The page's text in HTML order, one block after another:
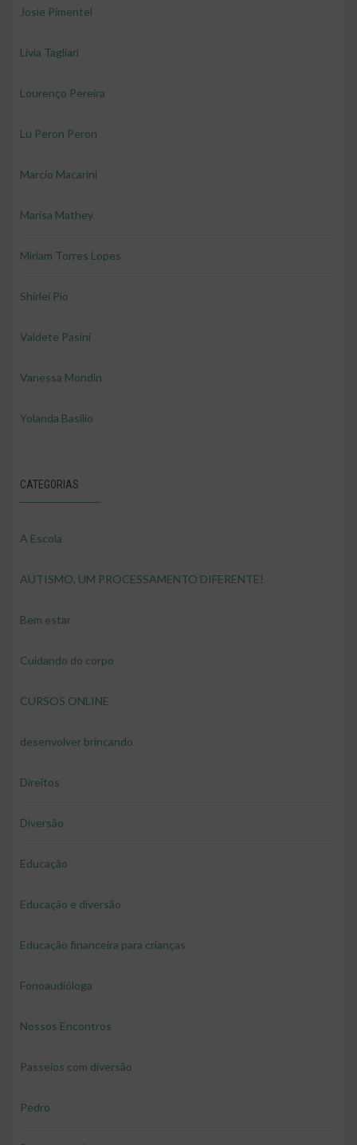
Josie Pimentel
Livia Tagliari
Lourenço Pereira
Lu Peron Peron
Marcio Macarini
Marisa Mathey
Miriam Torres Lopes
Shirlei Pio
Valdete Pasini
Vanessa Mondin
Yolanda Basilio
CATEGORIAS
A Escola
AUTISMO, UM PROCESSAMENTO DIFERENTE!
Bem estar
Cuidando do corpo
CURSOS ONLINE
desenvolver brincando
Direitos
Diversão
Educação
Educação e diversão
Educação financeira para crianças
Fonoaudióloga
Nossos Encontros
Passeios com diversão
Pedro